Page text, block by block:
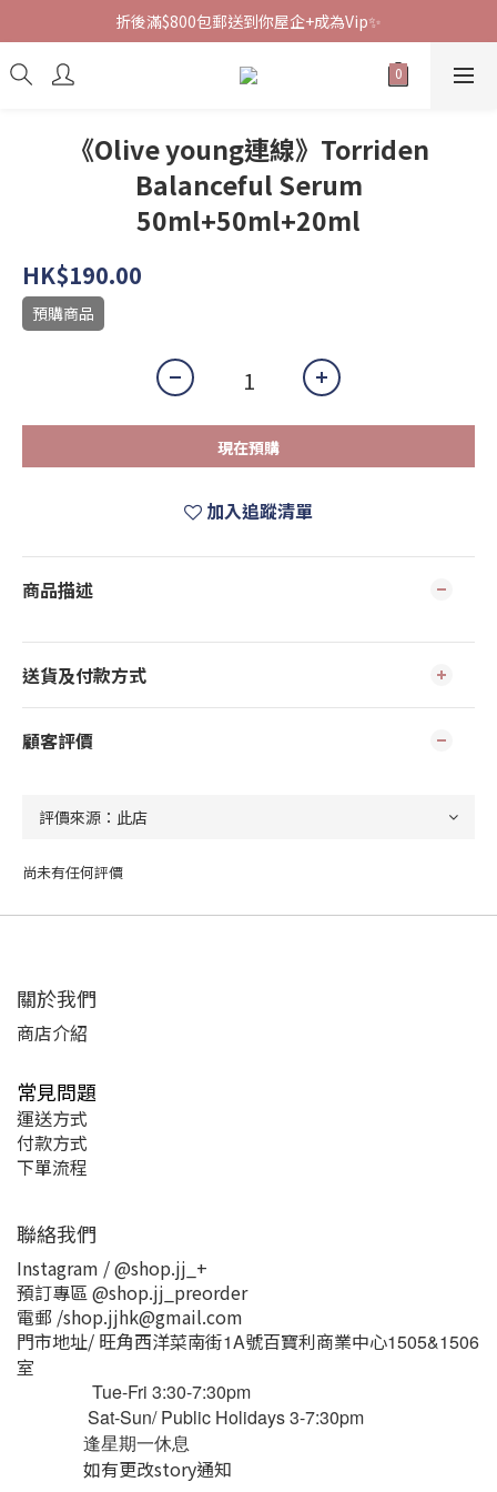
折後滿$800包郵送到你屋企+成為Vip✨
《Olive young連線》Torriden
Balanceful Serum
50ml+50ml+20ml
HK$190.00
預購商品
現在預購
加入追蹤清單
商品描述
送貨及付款方式
顧客評價
尚未有任何評價
關於我們
商店介紹
常見問題
運送方式
付款方式
下單流程
聯絡我們
Instagram / @shop.jj_+
預訂專區 @shop.jj_preorder
電郵 /shop.jjhk@gmail.com
門市地址/ 旺角西洋菜南街1A號百寶利商業中心1505&1506
室
Tue-Fri 3:30-7:30pm
Sat-Sun/ Public Holidays 3-7:30pm
逢星期一休息
如有更改story通知